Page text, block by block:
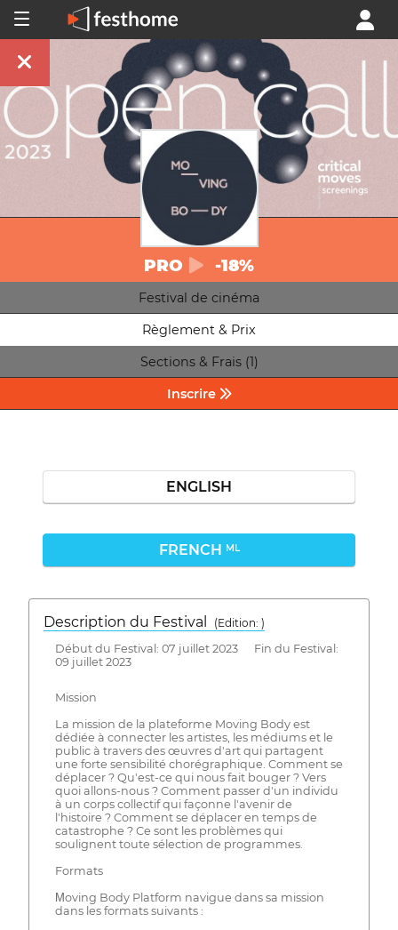
PRO -18%
Festival de cinéma
Règlement & Prix
Sections & Frais (1)
Inscrire
ENGLISH
FRENCH ML
Description du Festival
( Edition: )
Début du Festival: 07 juillet 2023 Fin du Festival:
09 juillet 2023
Mission
La mission de la plateforme Moving Body est
dédiée à connecter les artistes, les médiums et le
public à travers des œuvres d'art qui partagent
une forte sensibilité chorégraphique. Comment se
déplacer ? Qu'est-ce qui nous fait bouger ? Vers
quoi allons-nous ? Comment passer d'un individu
à un corps collectif qui façonne l'avenir de
l'histoire ? Comment se déplacer en temps de
catastrophe ? Ce sont les problèmes qui
soulignent toute sélection de programmes.
Formats
Мoving Body Platform navigue dans sa mission
dans les formats suivants :